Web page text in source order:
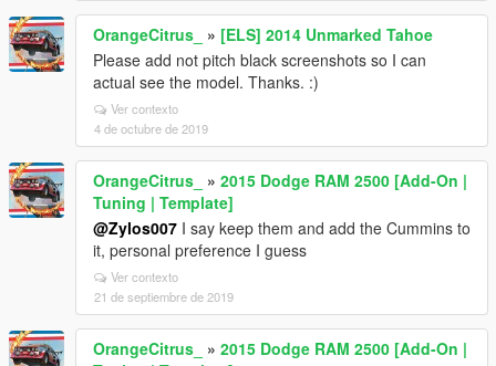
OrangeCitrus_ » [ELS] 2014 Unmarked Tahoe
Please add not pitch black screenshots so I can
actual see the model. Thanks. :)
Ver contexto
4 de octubre de 2019
OrangeCitrus_ » 2015 Dodge RAM 2500 [Add-On |
Tuning | Template]
@Zylos007 I say keep them and add the Cummins to
it, personal preference I guess
Ver contexto
21 de septiembre de 2019
OrangeCitrus_ » 2015 Dodge RAM 2500 [Add-On |